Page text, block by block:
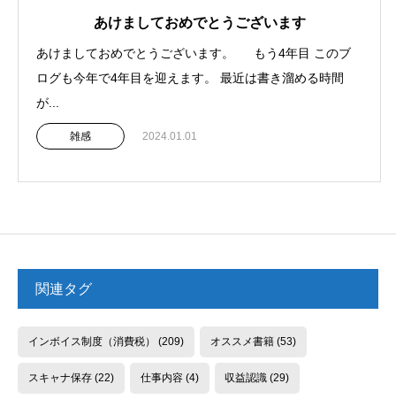
あけましておめでとうございます
あけましておめでとうございます。 もう4年目 このブ
ログも今年で4年目を迎えます。 最近は書き溜める時間
が...
雑感 2024.01.01
関連タグ
インボイス制度（消費税） (209) オススメ書籍(53)
スキャナ保存(22) 仕事内容(4) 収益認識 (29)